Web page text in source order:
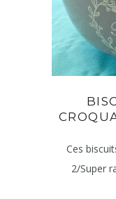
Ces
2/Super